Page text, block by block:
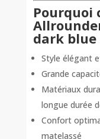
Pourquoi
dark blue
Style élégant
Grande
Matériaux
longue durée
Confort
matelassé